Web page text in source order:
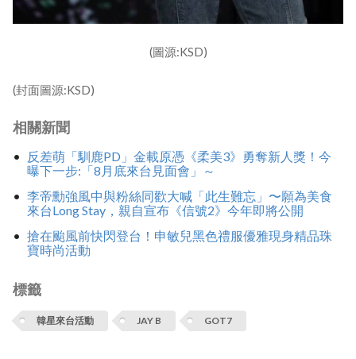
(圖源:KSD)
(封面圖源:KSD)
相關新聞
反差萌「馴鹿PD」金載原憑《柔美3》勇奪新人獎！今
曝下一步:「8月底來台見面會」～
李帝勳強風中與粉絲同歡大喊「此生難忘」〜願為美食
來台Long Stay，親自宣布《信號2》今年即將公開
搶在颱風前快閃登台！申敏兒黑色禮服優雅現身精品珠
寶時尚活動
標籤
韓星來台活動 JAY B GOT7